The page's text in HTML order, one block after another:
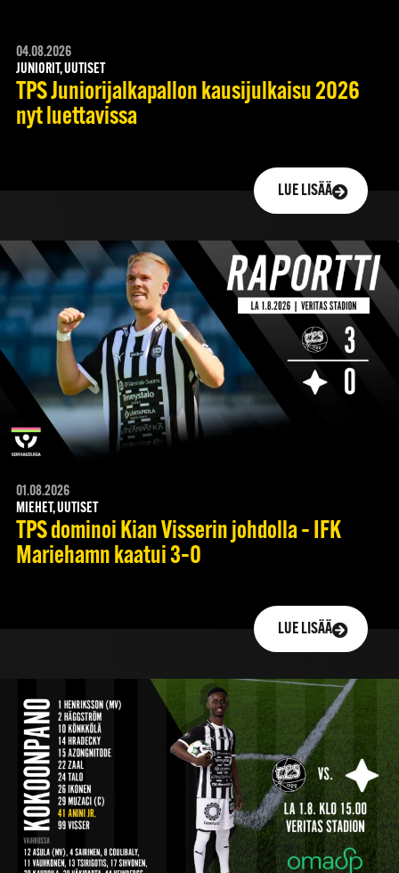
04.08.2026
JUNIORIT, UUTISET
TPS Juniorijalkapallon kausijulkaisu 2026
nyt luettavissa
LUE LISÄÄ
01.08.2026
MIEHET, UUTISET
TPS dominoi Kian Visserin johdolla – IFK
Mariehamn kaatui 3–0
LUE LISÄÄ